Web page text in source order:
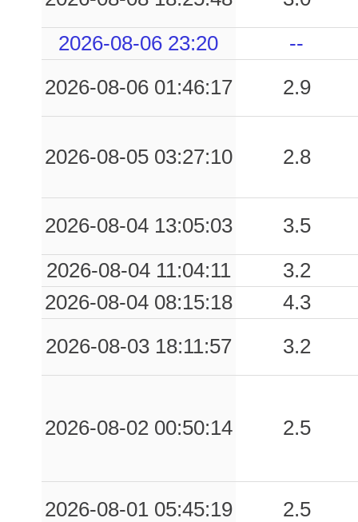
0.13
VBM
98
0.13
SSB
97
0.09 SAA 83
0.08 TRS 76
0.07 SAP 83
0.04
POL
82
0.03
SPZ
72
2026-08-06 23:20
--
2026-08-06 01:46:17
2.9
2026-08-05 03:27:10 2.8
2026-08-04 13:05:03
3.5
2026-08-04 11:04:11
3.2
2026-08-04 08:15:18
4.3
2026-08-03 18:11:57
3.2
2026-08-02 00:50:14 2.5
2026-08-01 05:45:19 2.5